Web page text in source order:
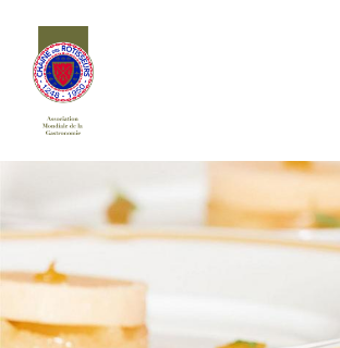
Siirry
sivun
sisältöön
Chaîne des Rôtisseurs Finlande ry